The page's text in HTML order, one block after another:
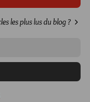
les plus lus du blog ?